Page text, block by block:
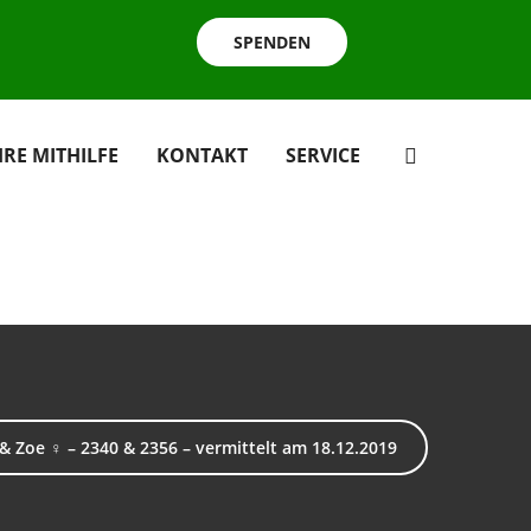
SPENDEN
MITHILFE KONTAKT SERVICE
Zoe ♀ – 2340 & 2356 – vermittelt am 18.12.2019